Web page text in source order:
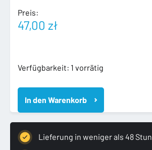
Preis:
47,00 zł
Verfügbarkeit: 1 vorrätig
BMW
E81
E82
04-
11
LISTWA
PROGOWA
In den Warenkorb
Lieferung in weniger als 48